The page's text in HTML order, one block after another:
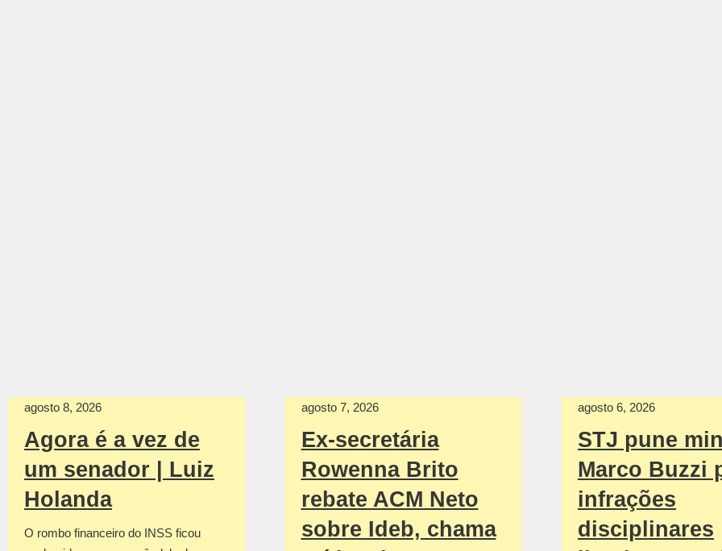
agosto 8, 2026
Agora é a vez de
um senador | Luiz
Holanda
O rombo financeiro do INSS ficou
agosto 7, 2026
Ex-secretária
Rowenna Brito
rebate ACM Neto
sobre Ideb, chama
agosto 6, 2026
STJ pune
Marco Buzzi
infrações
disciplinares